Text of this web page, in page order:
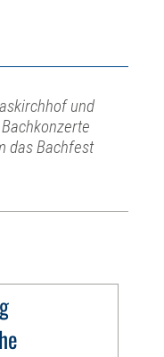
und
das Bachfest